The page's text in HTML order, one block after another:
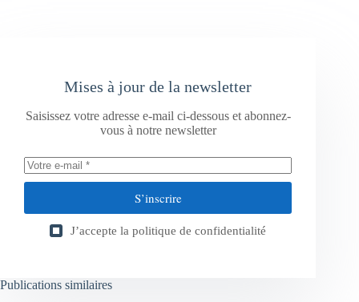
Mises à jour de la newsletter
Saisissez votre adresse e-mail ci-dessous et abonnez-
vous à notre newsletter
S’inscrire
J’accepte la politique de confidentialité
Publications similaires